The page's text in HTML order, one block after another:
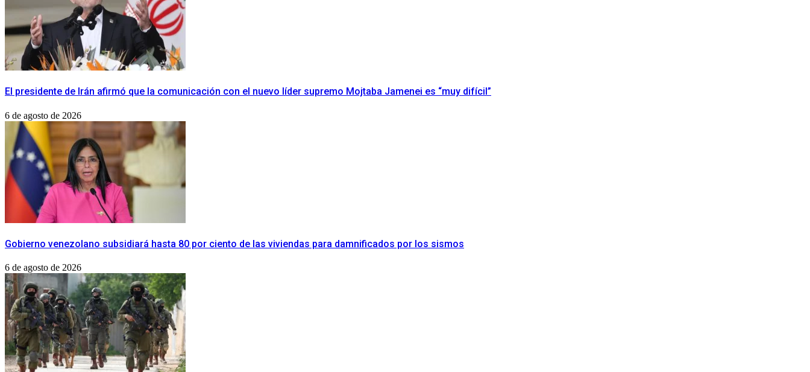
El presidente de Irán afirmó que la comunicación con el nuevo líder supremo Mojtaba Jamenei es “muy difícil”
6 de agosto de 2026
Gobierno venezolano subsidiará hasta 80 por ciento de las viviendas para damnificados por los sismos
6 de agosto de 2026